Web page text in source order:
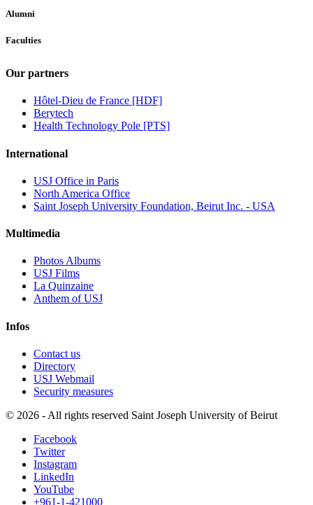
Alumni
Faculties
Our partners
Hôtel-Dieu de France [HDF]
Berytech
Health Technology Pole [PTS]
International
USJ Office in Paris
North America Office
Saint Joseph University Foundation, Beirut Inc. - USA
Multimedia
Photos Albums
USJ Films
La Quinzaine
Anthem of USJ
Infos
Contact us
Directory
USJ Webmail
Security measures
© 2026 - All rights reserved Saint Joseph University of Beirut
Facebook
Twitter
Instagram
LinkedIn
YouTube
+961-1-421000